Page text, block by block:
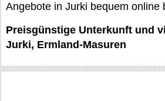
Angebote in Jurki bequem online
Preisgünstige Unterkunft und
Jurki, Ermland-Masuren